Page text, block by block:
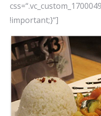
!important;}“]